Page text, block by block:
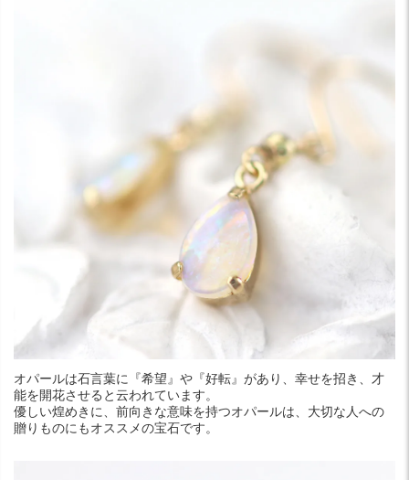
オパールは石言葉に『希望』や『好転』があり、幸せを招き、才
能を開花させると云われています。
優しい煌めきに、前向きな意味を持つオパールは、大切な人への
贈りものにもオススメの宝石です。